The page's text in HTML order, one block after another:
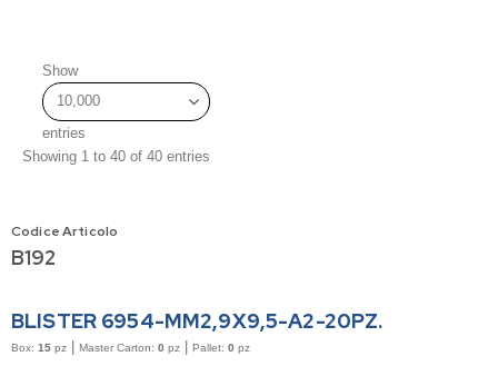
Show
entries
Showing 1 to 40 of 40 entries
Codice Articolo
B192
BLISTER 6954-MM2,9X9,5-A2-20PZ.
Box: 15 pz Master Carton: 0 pz Pallet: 0 pz